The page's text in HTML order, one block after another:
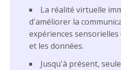
La réalité virtuelle
d'améliorer la
expériences
et les données.
Jusqu'à présent,